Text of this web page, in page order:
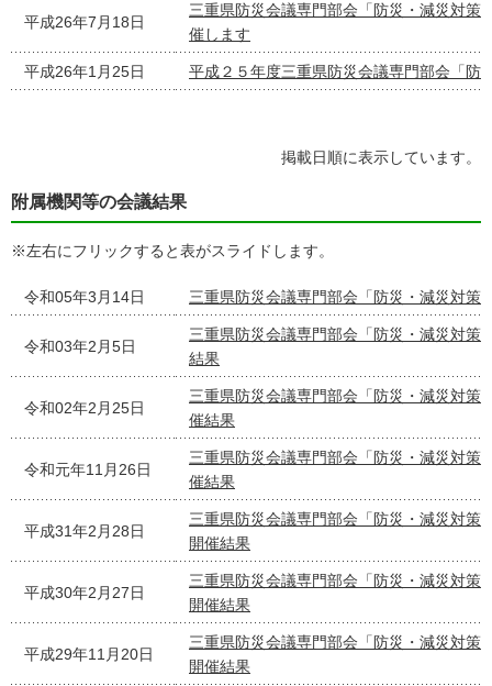
平成26年7月18日
三重県防災会議専門部会「防災・減災対策
催します
平成26年1月25日 平成２５年度三重県防災会議専門部会「防
掲載日順に表示しています。
附属機関等の会議結果
※左右にフリックすると表がスライドします。
令和05年3月14日 三重県防災会議専門部会「防災・減災対策
令和03年2月5日
三重県防災会議専門部会「防災・減災対策
結果
令和02年2月25日
三重県防災会議専門部会「防災・減災対策
催結果
令和元年11月26日
三重県防災会議専門部会「防災・減災対策
催結果
平成31年2月28日
三重県防災会議専門部会「防災・減災対策
開催結果
平成30年2月27日
三重県防災会議専門部会「防災・減災対策
開催結果
平成29年11月20日
三重県防災会議専門部会「防災・減災対策
開催結果